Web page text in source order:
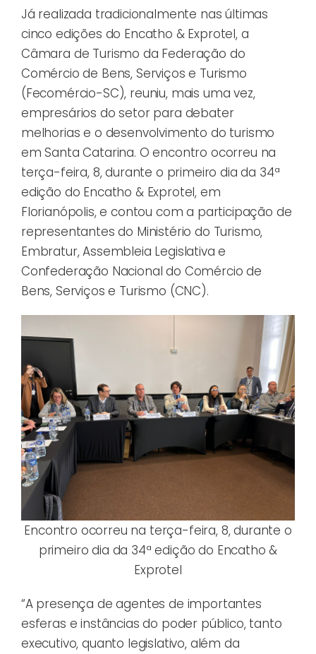
Já realizada tradicionalmente nas últimas
cinco edições do Encatho & Exprotel, a
Câmara de Turismo da Federação do
Comércio de Bens, Serviços e Turismo
(Fecomércio-SC), reuniu, mais uma vez,
empresários do setor para debater
melhorias e o desenvolvimento do turismo
em Santa Catarina. O encontro ocorreu na
terça-feira, 8, durante o primeiro dia da 34ª
edição do Encatho & Exprotel, em
Florianópolis, e contou com a participação de
representantes do Ministério do Turismo,
Embratur, Assembleia Legislativa e
Confederação Nacional do Comércio de
Bens, Serviços e Turismo (CNC).
Encontro ocorreu na terça-feira, 8, durante o
primeiro dia da 34ª edição do Encatho &
Exprotel
“A presença de agentes de importantes
esferas e instâncias do poder público, tanto
executivo, quanto legislativo, além da